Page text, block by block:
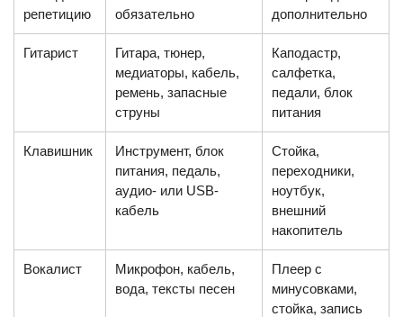
репетицию
обязательно
дополнительно
Гитарист
Гитара, тюнер,
медиаторы, кабель,
ремень, запасные
струны
Каподастр,
салфетка,
педали, блок
питания
Клавишник
Инструмент, блок
питания, педаль,
аудио- или USB-
кабель
Стойка,
переходники,
ноутбук,
внешний
накопитель
Вокалист
Микрофон, кабель,
вода, тексты песен
Плеер с
минусовками,
стойка, запись